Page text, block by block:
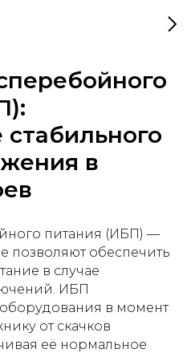
в
питания (ИБП) —
позволяют обеспечить
в случае
ИБП
в момент
от скачков
её нормальное